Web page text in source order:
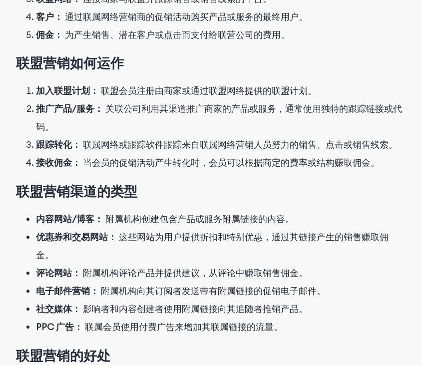
客户： 通过联属网络营销商的促销活动购买产品或服务的最终用户。
佣金： 为产生销售、潜在客户或点击而支付给联营公司的费用。
联盟营销如何运作
加入联盟计划： 联盟会员注册由商家或通过联盟网络提供的联盟计划。
推广产品/服务： 关联公司利用其渠道推广商家的产品或服务，通常使用独特的跟踪链接或代
码。
跟踪转化： 联属网络或跟踪软件跟踪来自联属网络营销人员努力的销售、点击或销售线索。
接收佣金： 当会员的促销活动产生转化时，会员可以根据商定的费率或结构赚取佣金。
联盟营销渠道的类型
内容网站/博客： 附属机构创建包含产品或服务附属链接的内容。
优惠券和交易网站： 这些网站为用户提供折扣和特别优惠，通过其链接产生的销售赚取佣
金。
评论网站： 附属机构评论产品并提供建议，从评论中赚取销售佣金。
电子邮件营销： 附属机构向其订阅者发送带有附属链接的促销电子邮件。
社交媒体： 影响者和内容创建者使用附属链接向其追随者推销产品。
PPC 广告： 联属会员使用付费广告来增加其联属链接的流量。
联盟营销的好处